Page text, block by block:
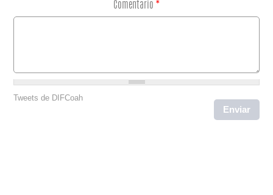
Comentario *
Tweets de DIFCoah